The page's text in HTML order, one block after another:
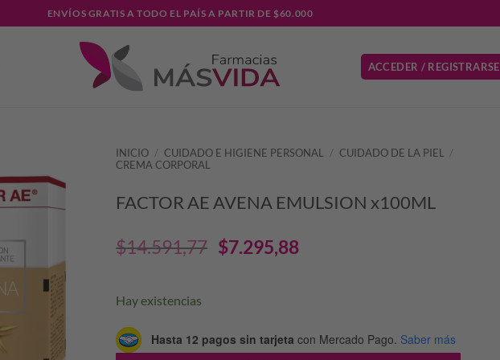
ENVÍOS GRATIS A TODO EL PAÍS A PARTIR DE $60.000
ACCEDER / REGISTRARSE
INICIO / CUIDADO E HIGIENE PERSONAL / CUIDADO DE LA PIEL
/
CREMA CORPORAL
FACTOR AE AVENA EMULSION x100ML
$14.591,77 El
original
$7.295,88El
actual
Hay existencias
Hasta 12 pagos sin tarjeta con Mercado Pago. Saber más